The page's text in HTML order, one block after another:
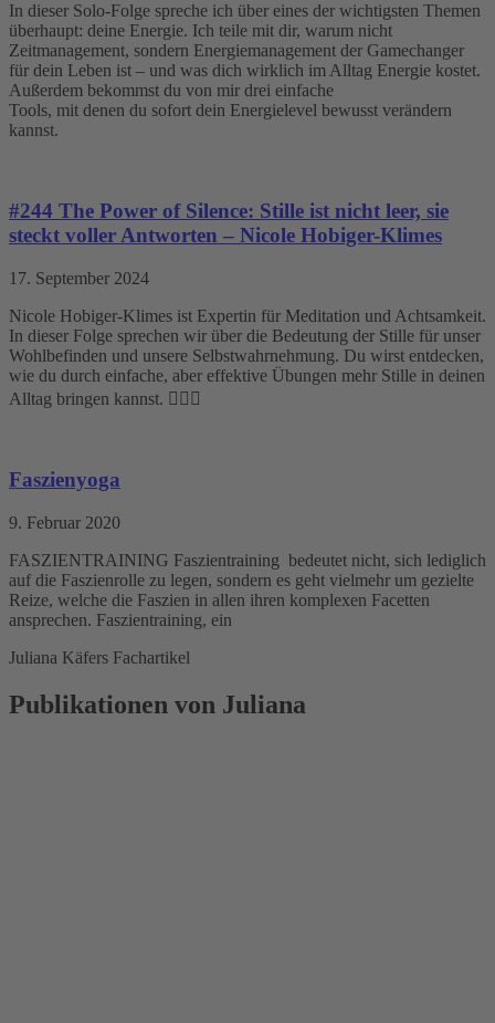
In dieser Solo-Folge spreche ich über eines der wichtigsten Themen
überhaupt: deine Energie. Ich teile mit dir, warum nicht
Zeitmanagement, sondern Energiemanagement der Gamechanger
für dein Leben ist – und was dich wirklich im Alltag Energie kostet.
Außerdem bekommst du von mir drei einfache
Tools, mit denen du sofort dein Energielevel bewusst verändern
kannst.
#244 The Power of Silence: Stille ist nicht leer, sie
steckt voller Antworten – Nicole Hobiger-Klimes
17. September 2024
Nicole Hobiger-Klimes ist Expertin für Meditation und Achtsamkeit.
In dieser Folge sprechen wir über die Bedeutung der Stille für unser
Wohlbefinden und unsere Selbstwahrnehmung. Du wirst entdecken,
wie du durch einfache, aber effektive Übungen mehr Stille in deinen
Alltag bringen kannst. 🧘‍♀️✨
Faszienyoga
9. Februar 2020
FASZIENTRAINING Faszientraining bedeutet nicht, sich lediglich
auf die Faszienrolle zu legen, sondern es geht vielmehr um gezielte
Reize, welche die Faszien in allen ihren komplexen Facetten
ansprechen. Faszientraining, ein
Juliana Käfers Fachartikel
Publikationen von Juliana